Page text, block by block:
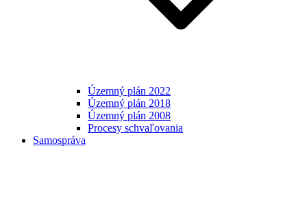
Územný plán 2022
Územný plán 2018
Územný plán 2008
Procesy schvaľovania
Samospráva